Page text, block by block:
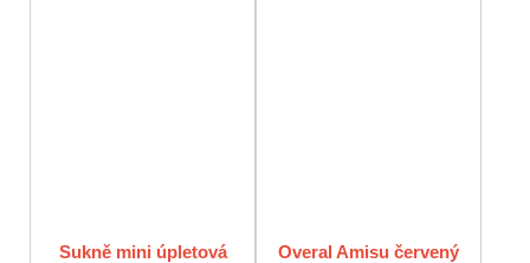
Sukně mini úpletová
Overal Amisu červený